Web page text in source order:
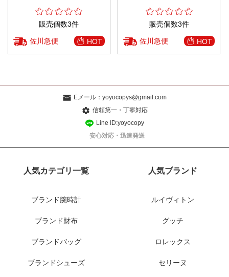
販売個数3件
佐川急便 HOT
販売個数3件
佐川急便 HOT
Eメール： yoyocopys@gmail.com
信頼第一・丁寧対応
Line ID:yoyocopy
安心対応・迅速発送
人気カテゴリ一覧
ブランド腕時計
ブランド財布
ブランドバッグ
ブランドシューズ
人気ブランド
ルイヴィトン
グッチ
ロレックス
セリーヌ